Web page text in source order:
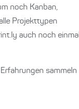
noch Kanban,
Projekttypen
auch noch einmal
sammeln